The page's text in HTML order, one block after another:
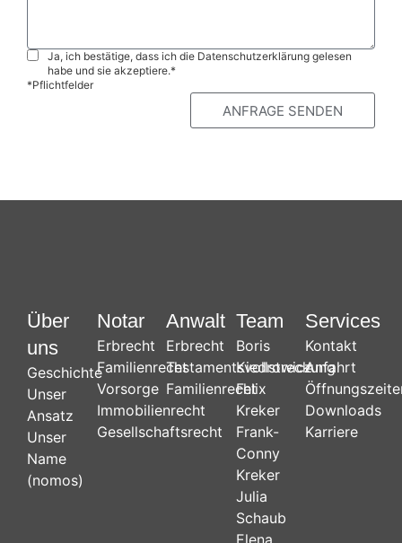
Ja, ich bestätige, dass ich die Datenschutzerklärung gelesen
habe und sie akzeptiere.*
*Pflichtfelder
ANFRAGE SENDEN
Über
uns
Geschichte
Unser
Ansatz
Unser
Name
(nomos)
Notar
Erbrecht
Familienrecht
Vorsorge
Immobilienrecht
Gesellschaftsrecht
Anwalt
Erbrecht
Testamentsvollstreckung
Familienrecht
Team
Boris
Kiedrowicz
Felix
Kreker
Frank-
Conny
Kreker
Julia
Schaub
Services
Kontakt
Anfahrt
Downloads
Karriere